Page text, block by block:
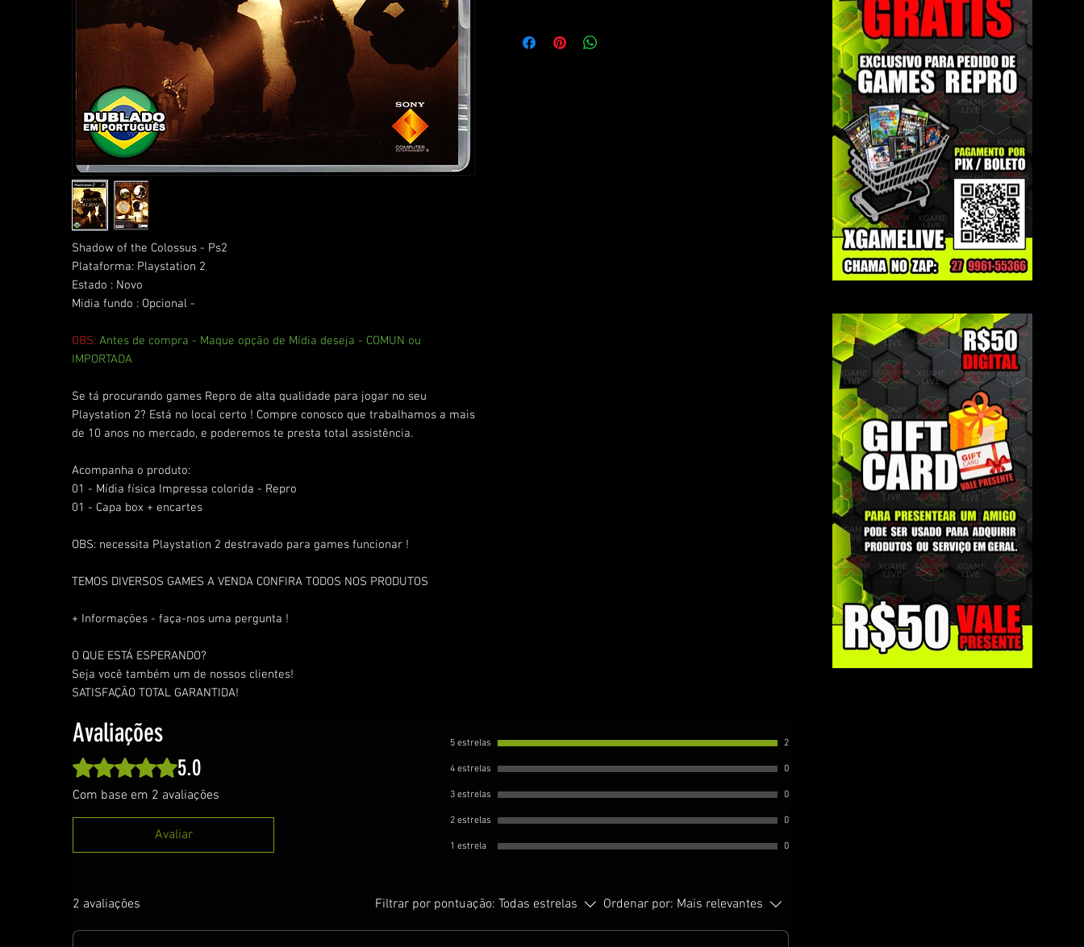
Shadow of the Colossus - Ps2
Plataforma: Playstation 2
Estado : Novo
Midia fundo : Opcional -
OBS: Antes de compra - Maque opção de Mídia deseja - COMUN ou
IMPORTADA
Se tá procurando games Repro de alta qualidade para jogar no seu
Playstation 2? Está no local certo ! Compre conosco que trabalhamos a mais
de 10 anos no mercado, e poderemos te presta total assistência.
Acompanha o produto:
01 - Mídia física Impressa colorida - Repro
01 - Capa box + encartes
OBS: necessita Playstation 2 destravado para games funcionar !
TEMOS DIVERSOS GAMES A VENDA CONFIRA TODOS NOS PRODUTOS
+ Informações - faça-nos uma pergunta !
O QUE ESTÁ ESPERANDO?
Seja você também um de nossos clientes!
SATISFAÇÃO TOTAL GARANTIDA!
Avaliações
Rated 5 out of 5 stars.
5.0
Com base em 2 avaliações
Avaliar
5 estrelas 2
4 estrelas 0
3 estrelas 0
2 estrelas 0
1 estrela 0
2 avaliações Filtrar por pontuação: Todas estrelas Ordenar por: Mais relevantes